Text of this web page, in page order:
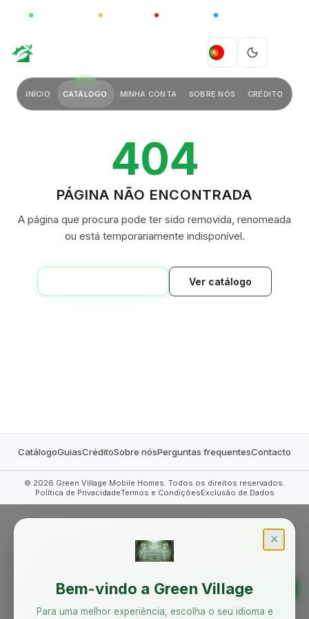
GLOBAL CHINA
PT
INÍCIO CATÁLOGO MINHA CONTA SOBRE NÓS CRÉDITO
404
PÁGINA NÃO ENCONTRADA
A página que procura pode ter sido removida, renomeada
ou está temporariamente indisponível.
Ver catálogo
CatálogoGuiasCréditoSobre nósPerguntas frequentesContacto
© 2026 Green Village Mobile Homes. Todos os direitos reservados.
Política de PrivacidadeTermos e CondiçõesExclusão de Dados
✕
Bem-vindo a Green Village
Para uma melhor experiência, escolha o seu idioma e